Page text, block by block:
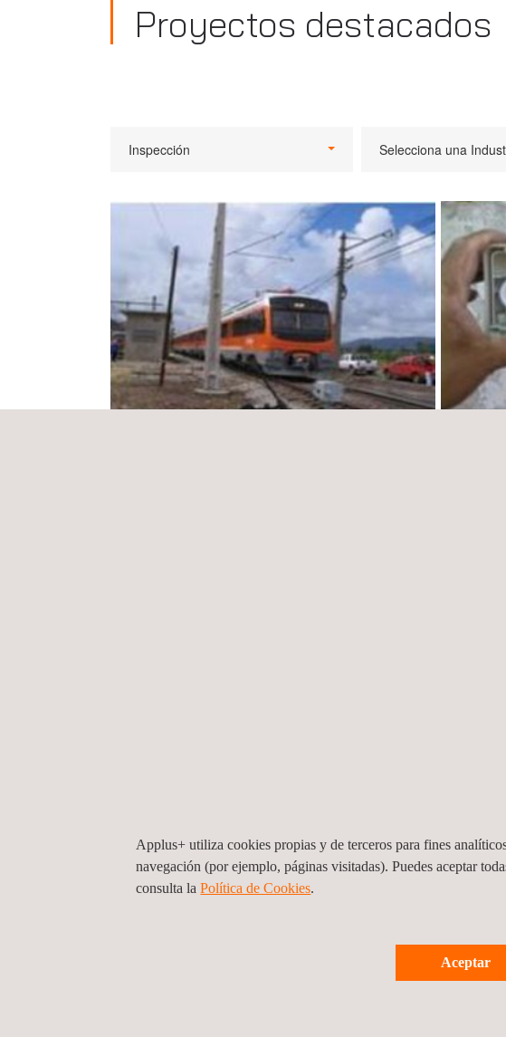
Proyectos destacados
Inspección Selecciona una
Evaluación energética del sistema de aire
los
Applus+ utiliza cookies propias y de terceros para fines
navegación (por ejemplo, páginas visitadas). Puedes aceptar
consulta laPolítica de Cookies. ​
Aceptar